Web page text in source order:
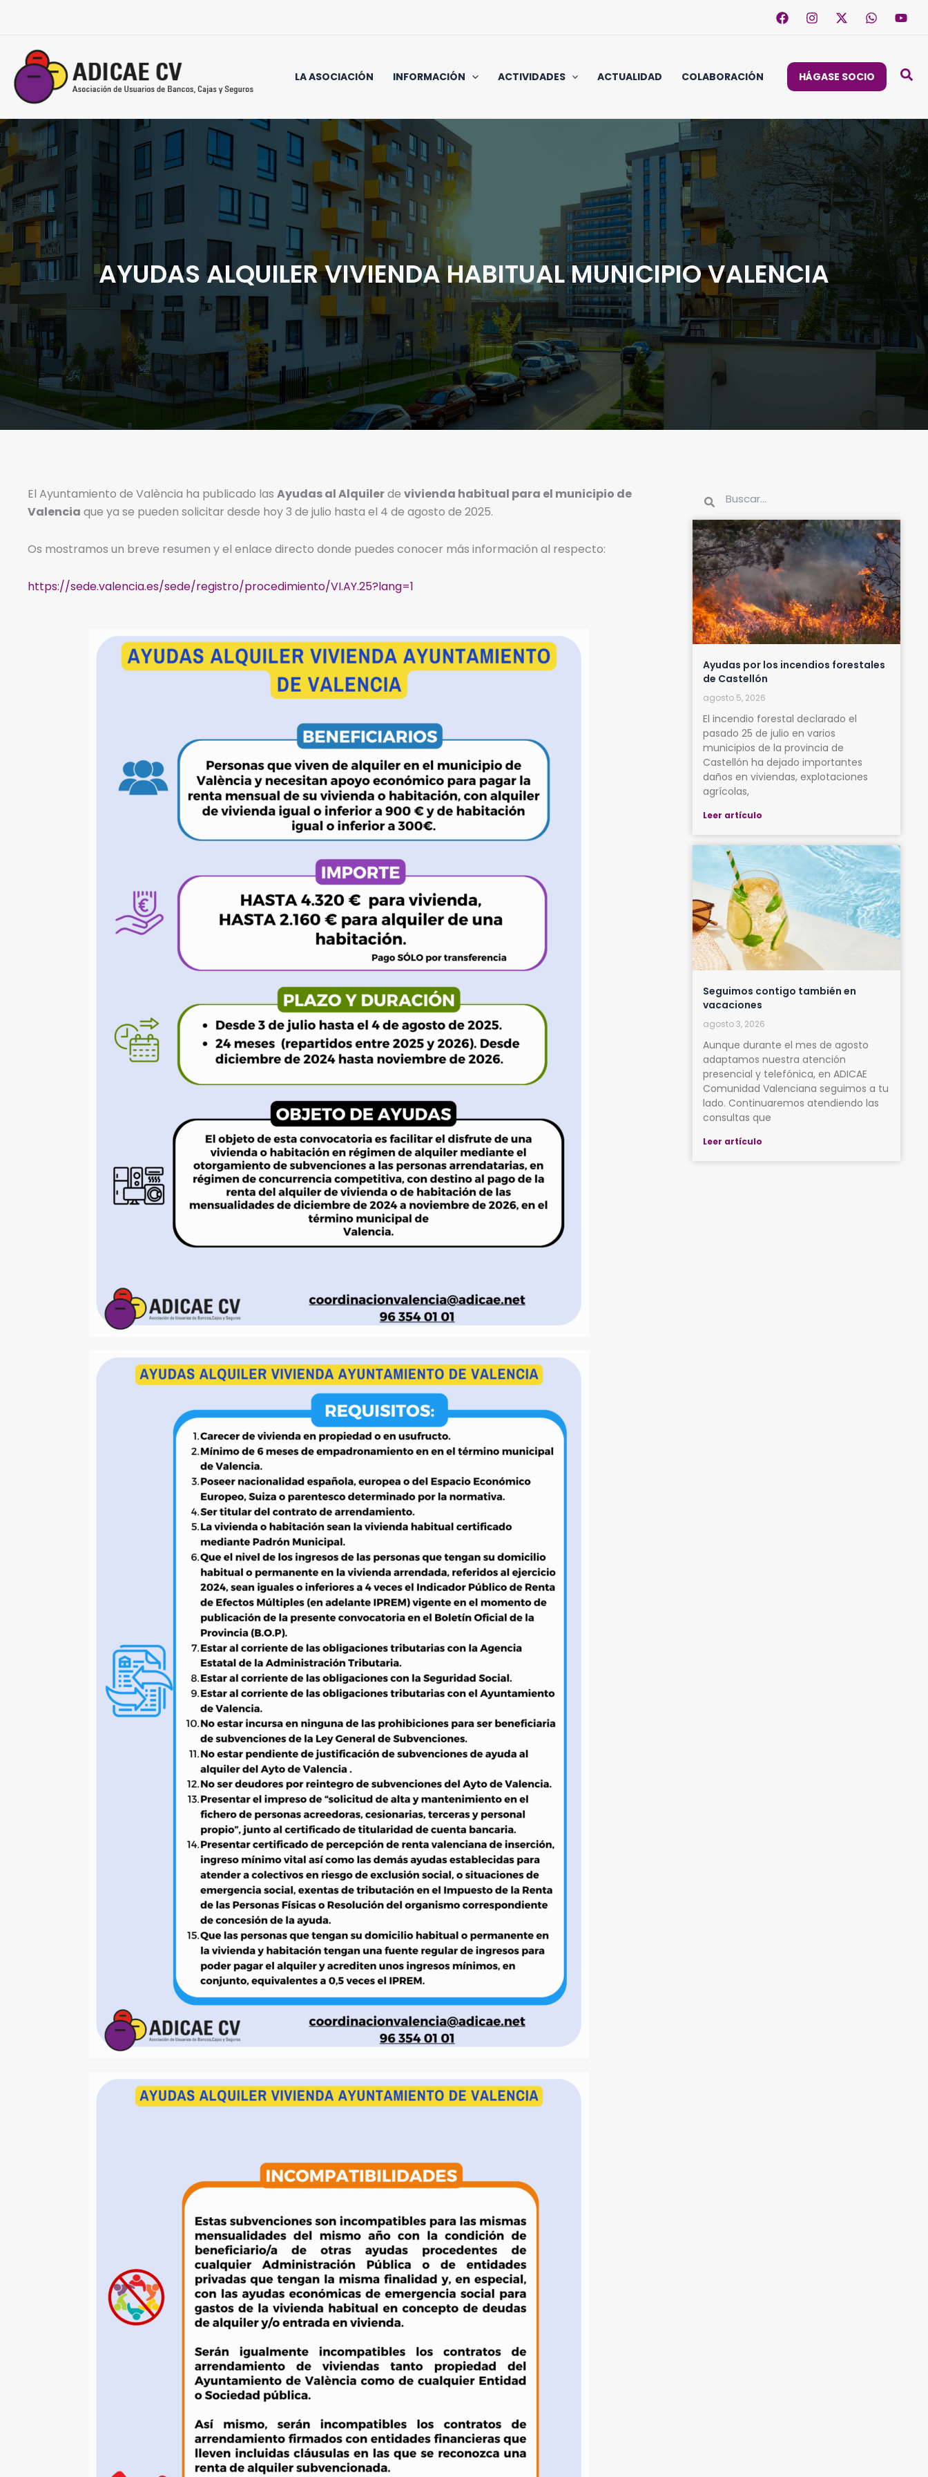
LA ASOCIACIÓN INFORMACIÓN ACTIVIDADES ACTUALIDAD COLABORACIÓN HÁGASE SOCIO
AYUDAS ALQUILER VIVIENDA HABITUAL MUNICIPIO VALENCIA
El Ayuntamiento de València ha publicado las Ayudas al Alquilerde vivienda habitual para el municipio de
Valencia que ya se pueden solicitar desde hoy 3 de julio hasta el 4 de agosto de 2025.
Os mostramos un breve resumen y el enlace directo donde puedes conocer más información al respecto:
https://sede.valencia.es/sede/registro/procedimiento/VI.AY.25?lang=1
Buscar
Ayudas por los incendios forestales
de Castellón
agosto 5, 2026
El incendio forestal declarado el
pasado 25 de julio en varios
municipios de la provincia de
Castellón ha dejado importantes
daños en viviendas, explotaciones
agrícolas,
Leer artículo
Seguimos contigo también en
vacaciones
agosto 3, 2026
Aunque durante el mes de agosto
adaptamos nuestra atención
presencial y telefónica, en ADICAE
Comunidad Valenciana seguimos a tu
lado. Continuaremos atendiendo las
consultas que
Leer artículo